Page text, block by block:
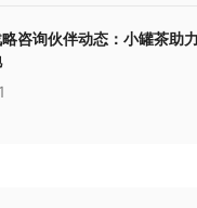
咨询伙伴动态：小罐茶助